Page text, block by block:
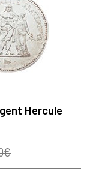
Hercule